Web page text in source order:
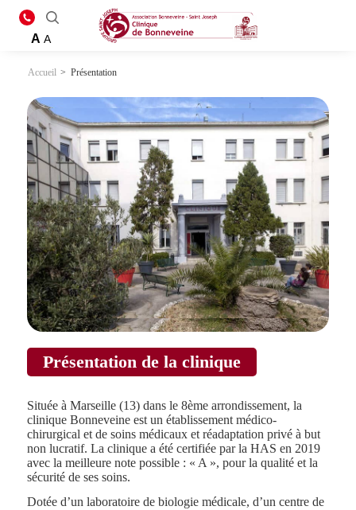
A A
Accueil > Présentation
Présentation de la clinique
Située à Marseille (13) dans le 8ème arrondissement, la
clinique Bonneveine est un établissement médico-
chirurgical et de soins médicaux et réadaptation privé à but
non lucratif. La clinique a été certifiée par la HAS en 2019
avec la meilleure note possible : « A », pour la qualité et la
sécurité de ses soins.
Dotée d’un laboratoire de biologie médicale, d’un centre de